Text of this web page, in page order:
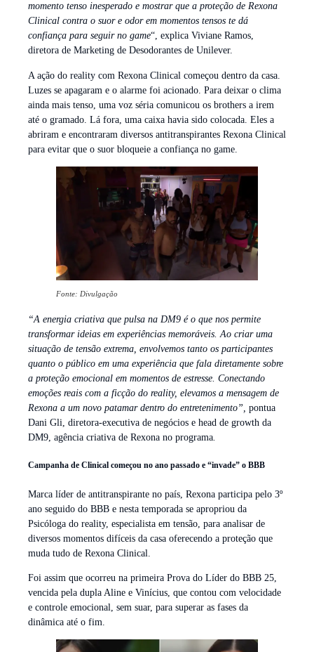
momento tenso inesperado e mostrar que a proteção de Rexona
Clinical contra o suor e odor em momentos tensos te dá
confiança para seguir no game“, explica Viviane Ramos,
diretora de Marketing de Desodorantes de Unilever.
A ação do reality com Rexona Clinical começou dentro da casa.
Luzes se apagaram e o alarme foi acionado. Para deixar o clima
ainda mais tenso, uma voz séria comunicou os brothers a irem
até o gramado. Lá fora, uma caixa havia sido colocada. Eles a
abriram e encontraram diversos antitranspirantes Rexona Clinical
para evitar que o suor bloqueie a confiança no game.
Fonte: Divulgação
“A energia criativa que pulsa na DM9 é o que nos permite
transformar ideias em experiências memoráveis. Ao criar uma
situação de tensão extrema, envolvemos tanto os participantes
quanto o público em uma experiência que fala diretamente sobre
a proteção emocional em momentos de estresse. Conectando
emoções reais com a ficção do reality, elevamos a mensagem de
Rexona a um novo patamar dentro do entretenimento”, pontua
Dani Gli, diretora-executiva de negócios e head de growth da
DM9, agência criativa de Rexona no programa
Campanha de Clinical começou no ano passado e “invade” o BBB
Marca líder de antitranspirante no país, Rexona participa pelo 3º
ano seguido do BBB e nesta temporada se apropriou da
Psicóloga do reality, especialista em tensão, para analisar de
diversos momentos difíceis da casa oferecendo a proteção que
muda tudo de Rexona Clinical.
Foi assim que ocorreu na primeira Prova do Líder do BBB 25,
vencida pela dupla Aline e Vinícius, que contou com velocidade
e controle emocional, sem suar, para superar as fases da
dinâmica até o fim.